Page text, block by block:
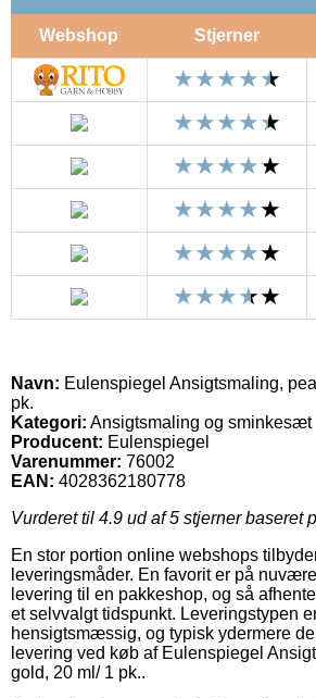
Webshop Stjerner
Navn: Eulenspiegel Ansigtsmaling,
pk.
Kategori: Ansigtsmaling og sminkesæt
Producent: Eulenspiegel
Varenummer: 76002
EAN: 4028362180778
Vurderet til 4.9 ud af 5 stjerner baseret
En stor portion online webshops
leveringsmåder. En favorit er på
levering til en pakkeshop, og så
et selvvalgt tidspunkt. Leveringstypen
hensigtsmæssig, og typisk ydermere
levering ved køb af Eulenspiegel
gold, 20 ml/ 1 pk..